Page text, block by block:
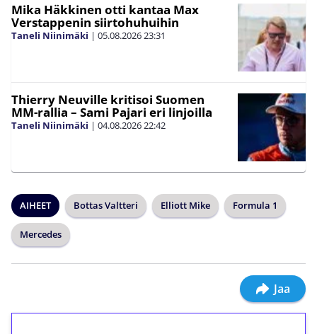
Mika Häkkinen otti kantaa Max
Verstappenin siirtohuhuihin
Taneli Niinimäki | 05.08.202623:31
Thierry Neuville kritisoi Suomen
MM-rallia – Sami Pajari eri linjoilla
Taneli Niinimäki | 04.08.202622:42
AIHEET Bottas Valtteri Elliott Mike Formula 1
Mercedes
Jaa